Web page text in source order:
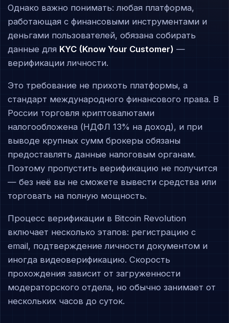
Однако важно понимать: любая платформа,
работающая с финансовыми инструментами и
деньгами пользователей, обязана собирать
данные для KYC (Know Your Customer) —
верификации личности.
Это требование не прихоть платформы, а
стандарт международного финансового права. В
России торговля криптовалютами
налогообложена (НДФЛ 13% на доход), и при
выводе крупных сумм брокеры обязаны
предоставлять данные налоговым органам.
Поэтому пропустить верификацию не получится
— без неё вы не сможете вывести средства или
торговать на полную мощность.
Процесс верификации в Bitcoin Revolution
включает несколько этапов: регистрацию с
email, подтверждение личности документом и
иногда видеоверификацию. Скорость
прохождения зависит от загруженности
модераторского отдела, но обычно занимает от
нескольких часов до суток.